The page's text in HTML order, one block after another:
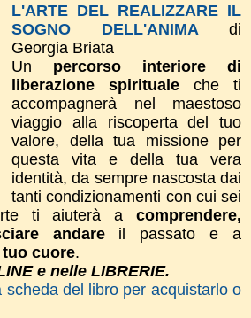
L'ARTE DEL REALIZZARE IL
SOGNO DELL'ANIMA
di
Georgia Briata
Un percorso interiore di
liberazione spirituale che ti
accompagnerà nel maestoso
viaggio alla riscoperta del tuo
valore, della tua missione per
questa vita e della tua vera
identità, da sempre nascosta dai
tanti condizionamenti con cui sei
ti aiuterà a comprendere,
andareil passato e a
cuore.
e nelle LIBRERIE.
scheda del libro per acquistarlo o